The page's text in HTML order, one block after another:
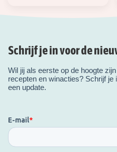
Schrijf je in voor de